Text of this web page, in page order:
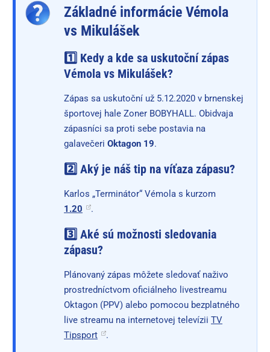
Základné informácie Vémola
vs Mikulášek
1️⃣ Kedy a kde sa uskutoční zápas
Vémola vs Mikulášek?
Zápas sa uskutoční už 5.12.2020 v brnenskej
športovej hale Zoner BOBYHALL. Obidvaja
zápasníci sa proti sebe postavia na
galavečeri Oktagon 19.
2️⃣ Aký je náš tip na víťaza zápasu?
Karlos „Terminátor“ Vémola s kurzom
1.20
.
3️⃣ Aké sú možnosti sledovania
zápasu?
Plánovaný zápas môžete sledovať naživo
prostredníctvom oficiálneho livestreamu
Oktagon (PPV) alebo pomocou bezplatného
live streamu na internetovej televízii TV
Tipsport
.